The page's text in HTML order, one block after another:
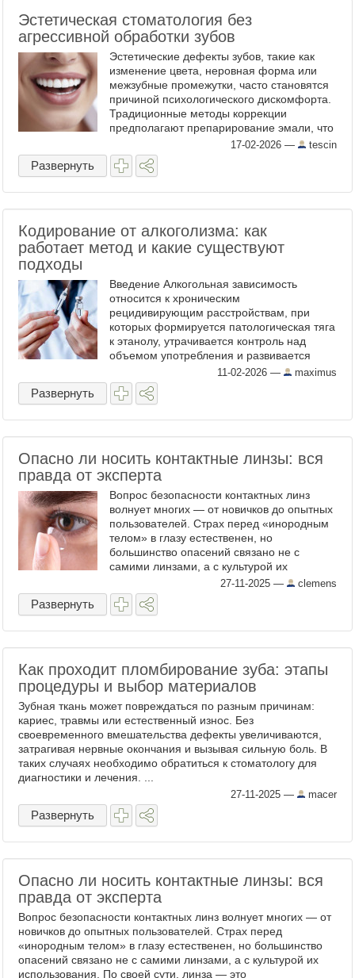
Эстетическая стоматология без
агрессивной обработки зубов
Эстетические дефекты зубов, такие как
изменение цвета, неровная форма или
межзубные промежутки, часто становятся
причиной психологического дискомфорта.
Традиционные методы коррекции
предполагают препарирование эмали, что
вызывает опасения у пациентов,
стремящихся сохранить ...
17-02-2026 — tescin
Развернуть
Кодирование от алкоголизма: как
работает метод и какие существуют
подходы
Введение Алкогольная зависимость
относится к хроническим
рецидивирующим расстройствам, при
которых формируется патологическая тяга
к этанолу, утрачивается контроль над
объемом употребления и развивается
абстинентный синдром. В структуре
терапии таких состояний применяются
различные ...
11-02-2026 — maximus
Развернуть
Опасно ли носить контактные линзы: вся
правда от эксперта
Вопрос безопасности контактных линз
волнует многих — от новичков до опытных
пользователей. Страх перед «инородным
телом» в глазу естественен, но
большинство опасений связано не с
самими линзами, а с культурой их
использования. По своей сути, линза —
это высокотехнологичный и ...
27-11-2025 — clemens
Развернуть
Как проходит пломбирование зуба: этапы
процедуры и выбор материалов
Зубная ткань может повреждаться по разным причинам:
кариес, травмы или естественный износ. Без
своевременного вмешательства дефекты увеличиваются,
затрагивая нервные окончания и вызывая сильную боль. В
таких случаях необходимо обратиться к стоматологу для
диагностики и лечения. ...
27-11-2025 — macer
Развернуть
Опасно ли носить контактные линзы: вся
правда от эксперта
Вопрос безопасности контактных линз волнует многих — от
новичков до опытных пользователей. Страх перед
«инородным телом» в глазу естественен, но большинство
опасений связано не с самими линзами, а с культурой их
использования. По своей сути, линза — это